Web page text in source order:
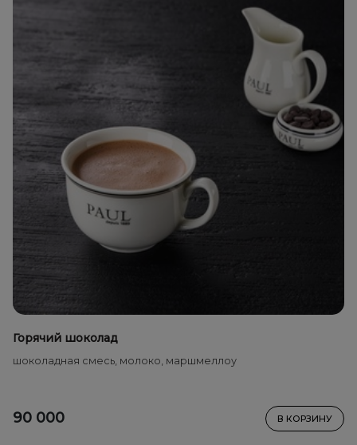
Горячий шоколад
шоколадная смесь, молоко, маршмеллоу
90 000 В КОРЗИНУ